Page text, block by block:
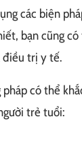
các biện
bạn cũng
điều trị y tế.
có thể
trẻ tuổi: